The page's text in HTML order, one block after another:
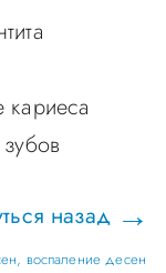
назад
воспаление десен